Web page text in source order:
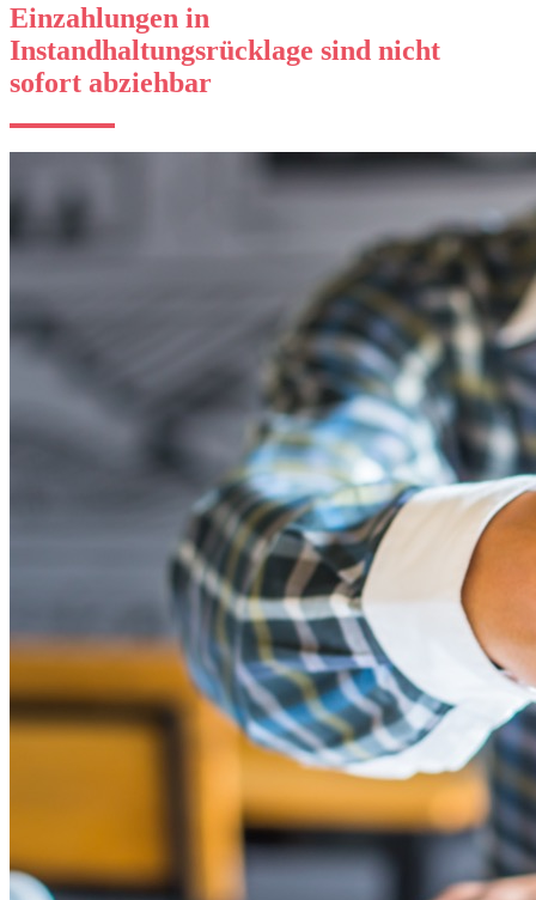
Einzahlungen in
Instandhaltungsrücklage sind nicht
sofort abziehbar